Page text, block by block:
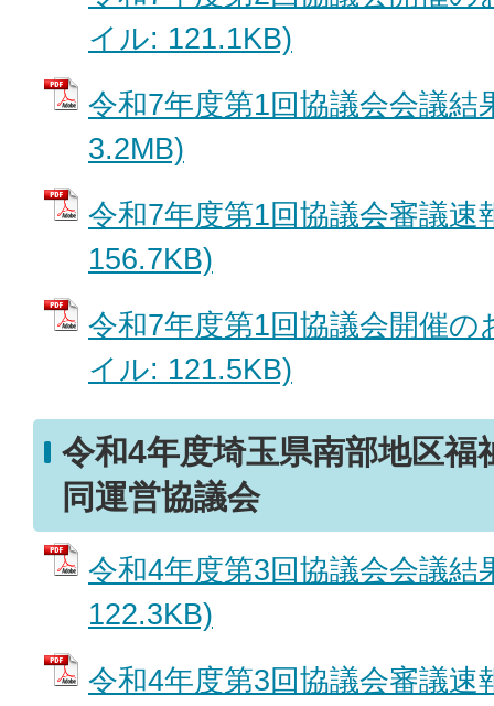
イル: 121.1KB)
令和7年度第1回協議会会議
3.2MB)
令和7年度第1回協議会審議
156.7KB)
令和7年度第1回協議会開催
イル: 121.5KB)
令和4年度埼玉県南部地区福
同運営協議会
令和4年度第3回協議会会議
122.3KB)
令和4年度第3回協議会審議